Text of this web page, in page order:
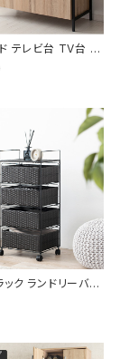
テレビ台 TV台 テ
ラック 幅80 高さ
ック ランドリーバス
リーワゴン 洗濯カ
付 ランドリー収納